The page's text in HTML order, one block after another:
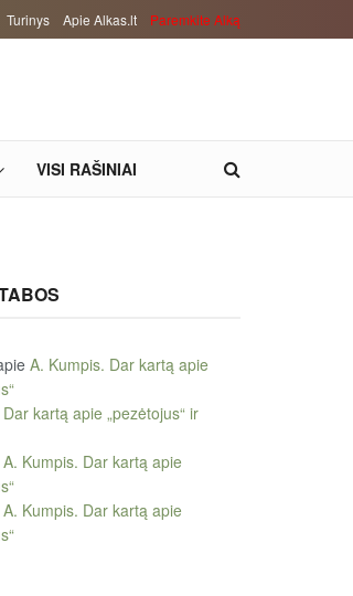
Turinys Apie Alkas.lt Paremkite Alką
VISI RAŠINIAI
A. Kumpis. Dar kartą apie
kartą apie „pezėtojus“ ir
A. Kumpis. Dar kartą apie
A. Kumpis. Dar kartą apie